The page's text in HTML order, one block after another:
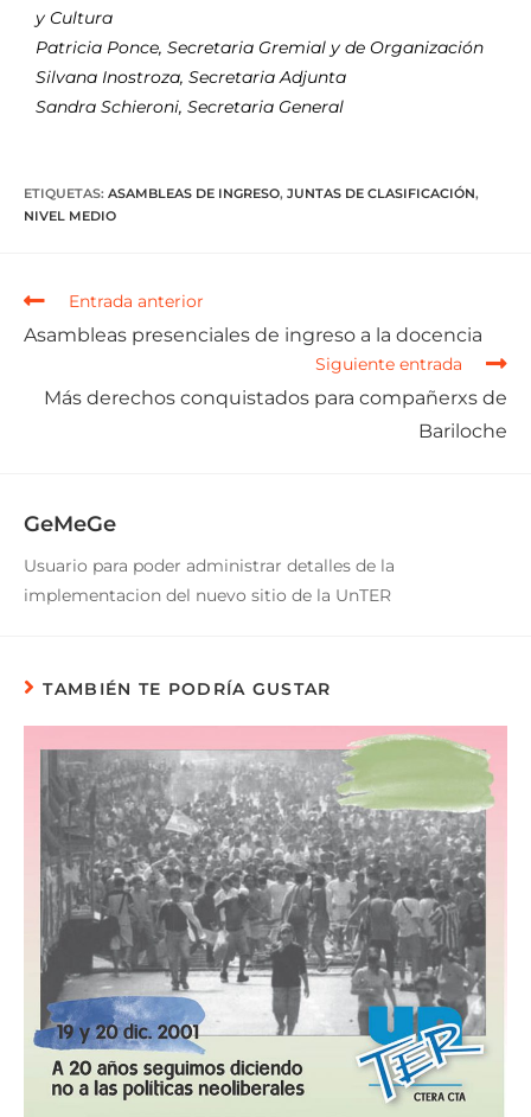
y Cultura
Patricia Ponce, Secretaria Gremial y de Organización
Silvana Inostroza, Secretaria Adjunta
Sandra Schieroni, Secretaria General
ETIQUETAS: ASAMBLEAS DE INGRESO, JUNTAS DE CLASIFICACIÓN,
NIVEL MEDIO
Entrada anterior
Asambleas presenciales de ingreso a la docencia
Siguiente entrada
Más derechos conquistados para compañerxs de
Bariloche
GeMeGe
Usuario para poder administrar detalles de la
implementacion del nuevo sitio de la UnTER
TAMBIÉN TE PODRÍA GUSTAR